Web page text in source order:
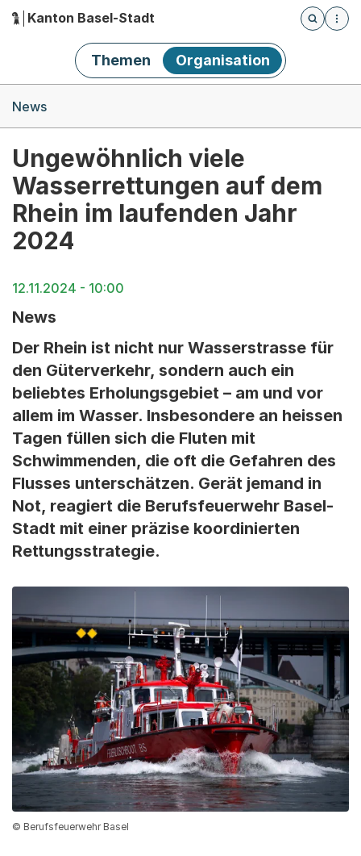
Hauptnavigation
Kanton Basel-Stadt
Öffnet
Themen Organisation
News
Ungewöhnlich viele
Wasserrettungen auf dem
Rhein im laufenden Jahr
2024
12.11.2024 - 10:00
News
Der Rhein ist nicht nur Wasserstrasse für
den Güterverkehr, sondern auch ein
beliebtes Erholungsgebiet – am und vor
allem im Wasser. Insbesondere an heissen
Tagen füllen sich die Fluten mit
Schwimmenden, die oft die Gefahren des
Flusses unterschätzen. Gerät jemand in
Not, reagiert die Berufsfeuerwehr Basel-
Stadt mit einer präzise koordinierten
Rettungsstrategie.
© Berufsfeuerwehr Basel